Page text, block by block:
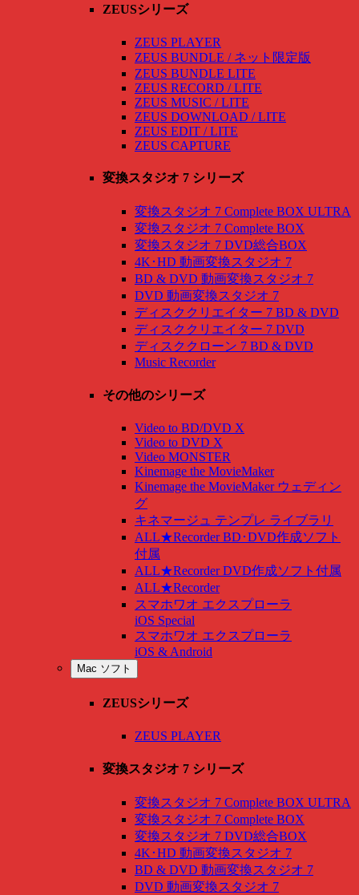
ZEUSシリーズ
ZEUS PLAYER
ZEUS BUNDLE / ネット限定版
ZEUS BUNDLE LITE
ZEUS RECORD / LITE
ZEUS MUSIC / LITE
ZEUS DOWNLOAD / LITE
ZEUS EDIT / LITE
ZEUS CAPTURE
変換スタジオ 7 シリーズ
変換スタジオ 7 Complete BOX ULTRA
変換スタジオ 7 Complete BOX
変換スタジオ 7 DVD総合BOX
4K･HD 動画変換スタジオ 7
BD & DVD 動画変換スタジオ 7
DVD 動画変換スタジオ 7
ディスククリエイター 7 BD & DVD
ディスククリエイター 7 DVD
ディスククローン 7 BD & DVD
Music Recorder
その他のシリーズ
Video to BD/DVD X
Video to DVD X
Video MONSTER
Kinemage the MovieMaker
Kinemage the MovieMaker ウェディン
グ
キネマージュ テンプレ ライブラリ
ALL★Recorder BD･DVD作成ソフト
付属
ALL★Recorder DVD作成ソフト付属
ALL★Recorder
スマホワオ エクスプローラ
iOS Special
スマホワオ エクスプローラ
iOS & Android
Mac ソフト
ZEUSシリーズ
ZEUS PLAYER
変換スタジオ 7 シリーズ
変換スタジオ 7 Complete BOX ULTRA
変換スタジオ 7 Complete BOX
変換スタジオ 7 DVD総合BOX
4K･HD 動画変換スタジオ 7
BD & DVD 動画変換スタジオ 7
DVD 動画変換スタジオ 7